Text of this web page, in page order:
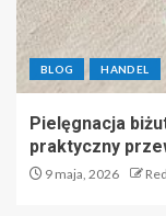
BLOG HANDEL
Pielęgnacja
praktyczny
9 maja, 2026